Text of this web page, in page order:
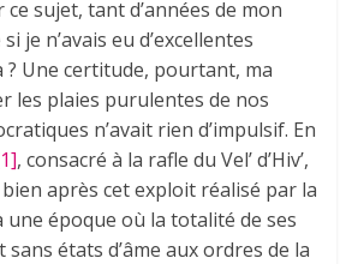
sujet, tant d’années de mon
je n’avais eu d’excellentes
? Une certitude, pourtant, ma
les plaies purulentes de nos
n’avait rien d’impulsif. En
, consacré à la rafle du Vel’ d’Hiv’,
après cet exploit réalisé par la
une époque où la totalité de ses
états d’âme aux ordres de la